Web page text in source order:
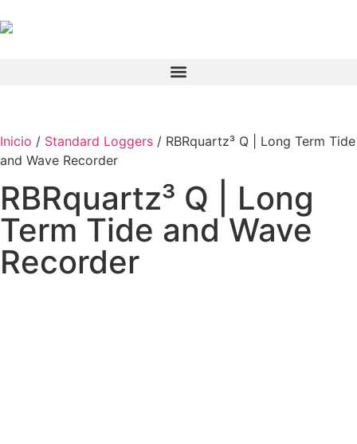
Inicio / Standard Loggers / RBRquartz³ Q | Long Term Tide
and Wave Recorder
RBRquartz³ Q | Long
Term Tide and Wave
Recorder